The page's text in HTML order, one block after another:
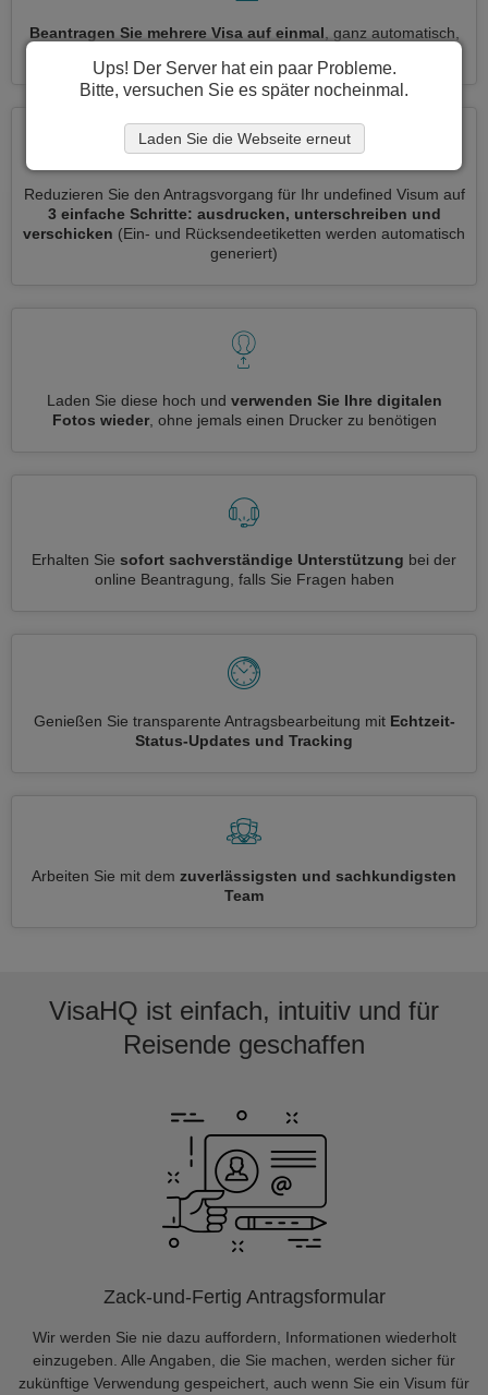
Beantragen Sie mehrere Visa auf einmal , ganz automatisch,
Reduzieren Sie den Antragsvorgang für Ihr undefined Visum auf
3 einfache Schritte: ausdrucken, unterschreiben und
verschicken (Ein- und Rücksendeetiketten werden automatisch
generiert)
Laden Sie diese hoch und verwenden Sie Ihre digitalen
Fotos wieder, ohne jemals einen Drucker zu benötigen
Erhalten Sie sofort sachverständige Unterstützung bei der
online Beantragung, falls Sie Fragen haben
Genießen Sie transparente Antragsbearbeitung mit Echtzeit-
Status-Updates und Tracking
Arbeiten Sie mit dem zuverlässigsten und sachkundigsten
Team
VisaHQ ist einfach, intuitiv und für
Reisende geschaffen
Zack-und-Fertig Antragsformular
Wir werden Sie nie dazu auffordern, Informationen wiederholt
einzugeben. Alle Angaben, die Sie machen, werden sicher für
zukünftige Verwendung gespeichert, auch wenn Sie ein Visum für
Ups! Der Server hat ein paar Probleme.
Bitte, versuchen Sie es später nocheinmal.
Laden Sie die Webseite erneut